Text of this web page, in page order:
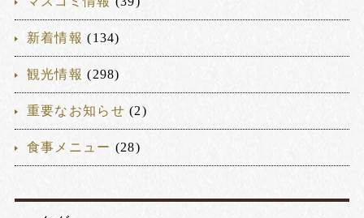
新着情報 (134)
観光情報 (298)
重要なお知らせ (2)
食事メニュー (28)